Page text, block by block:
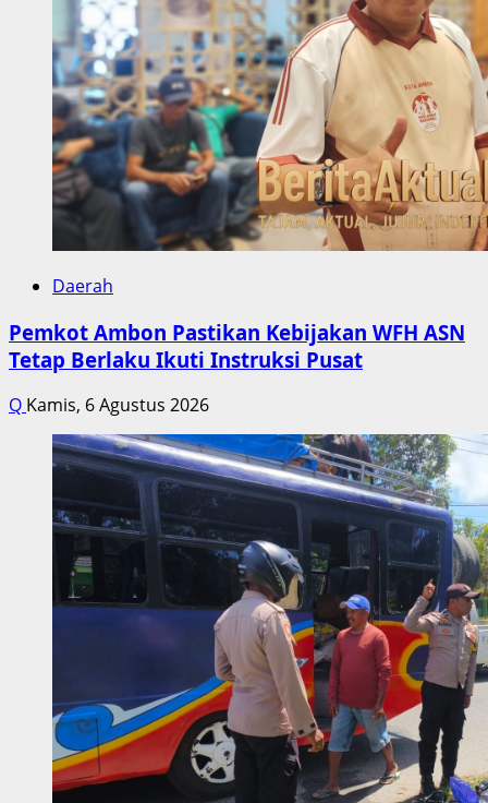
Daerah
Pemkot Ambon Pastikan Kebijakan WFH ASN
Tetap Berlaku Ikuti Instruksi Pusat
Q Kamis, 6 Agustus 2026